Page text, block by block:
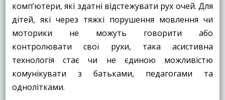
комп’ютери, які здатні відстежувати рух очей. Для
дітей, які через тяжкі порушення мовлення чи
моторики не можуть говорити або
контролювати свої рухи, така асистивна
технологія стає чи не єдиною можливістю
комунікувати з батьками, педагогами та
однолітками.